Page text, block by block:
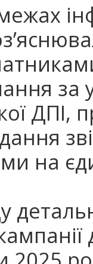
за
на